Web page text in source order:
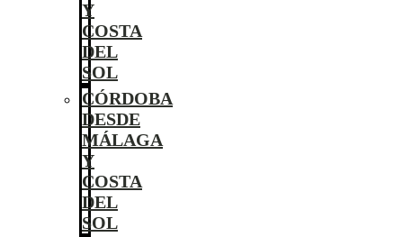
Y
COSTA
DEL
SOL
CÓRDOBA
DESDE
MÁLAGA
Y
COSTA
DEL
SOL